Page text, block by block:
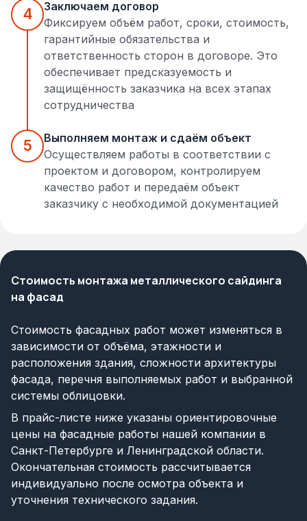
4
Заключаем договор
Фиксируем объём работ, сроки, стоимость,
гарантийные обязательства и
ответственность сторон в договоре. Это
обеспечивает предсказуемость и
защищённость заказчика на всех этапах
сотрудничества
5
Выполняем монтаж и сдаём объект
Осуществляем работы в соответствии с
проектом и договором, контролируем
качество работ и передаём объект
заказчику с необходимой документацией
Стоимость монтажа металлического сайдинга
на фасад
Стоимость фасадных работ может изменяться в
зависимости от объёма, этажности и
расположения здания, сложности архитектуры
фасада, перечня выполняемых работ и выбранной
системы облицовки.
В прайс-листе ниже указаны ориентировочные
цены на фасадные работы нашей компании в
Санкт-Петербурге и Ленинградской области.
Окончательная стоимость рассчитывается
индивидуально после осмотра объекта и
уточнения технического задания.